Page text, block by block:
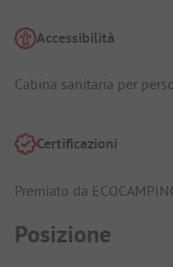
Accessibilità
Cabina sanitaria per
Certificazioni
Premiato da
Posizione